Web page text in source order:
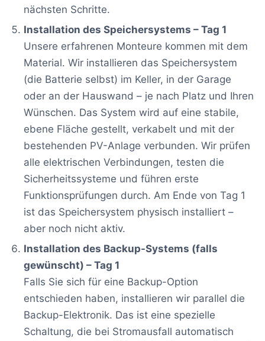
nächsten Schritte.
Installation des Speichersystems – Tag 1
Unsere erfahrenen Monteure kommen mit dem
Material. Wir installieren das Speichersystem
(die Batterie selbst) im Keller, in der Garage
oder an der Hauswand – je nach Platz und Ihren
Wünschen. Das System wird auf eine stabile,
ebene Fläche gestellt, verkabelt und mit der
bestehenden PV-Anlage verbunden. Wir prüfen
alle elektrischen Verbindungen, testen die
Sicherheitssysteme und führen erste
Funktionsprüfungen durch. Am Ende von Tag 1
ist das Speichersystem physisch installiert –
aber noch nicht aktiv.
Installation des Backup-Systems (falls
gewünscht) – Tag 1
Falls Sie sich für eine Backup-Option
entschieden haben, installieren wir parallel die
Backup-Elektronik. Das ist eine spezielle
Schaltung, die bei Stromausfall automatisch